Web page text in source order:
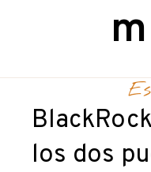
content
los dos